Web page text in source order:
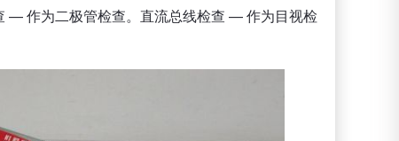
— 作为二极管检查。直流总线检查 — 作为目视检